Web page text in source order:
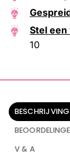
Stel een
10
BESCHRIJVING
V & A